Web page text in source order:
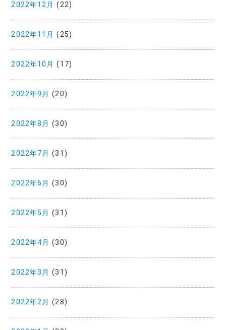
2022年12月 (22)
2022年11月 (25)
2022年10月 (17)
2022年9月 (20)
2022年8月 (30)
2022年7月 (31)
2022年6月 (30)
2022年5月 (31)
2022年4月 (30)
2022年3月 (31)
2022年2月 (28)